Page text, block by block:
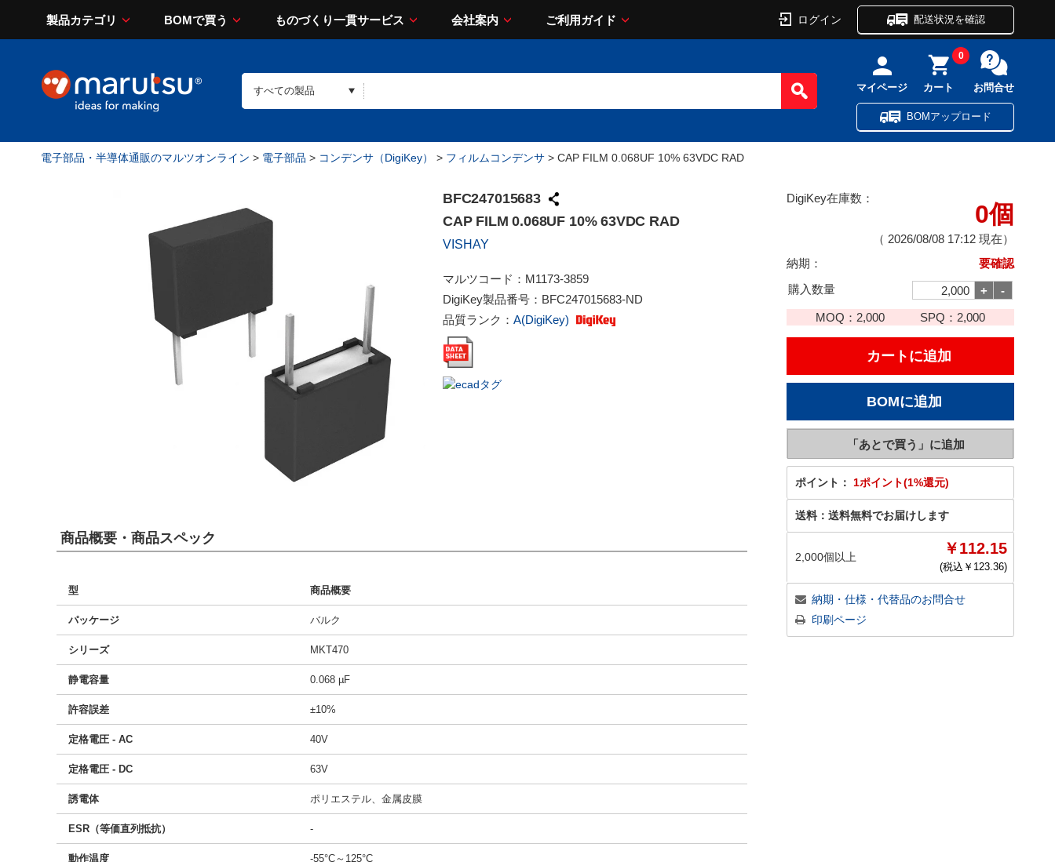
製品カテゴリ BOMで買う ものづくり一貫サービス 会社案内 ご利用ガイド ログイン 配送状況を確認
マイページ カート
0
お問合せ
BOMアップロード
電子部品・半導体通販のマルツオンライン > 電子部品 > コンデンサ（DigiKey） > フィルムコンデンサ > CAP FILM 0.068UF 10% 63VDC RAD
BFC247015683
CAP FILM 0.068UF 10% 63VDC RAD
VISHAY
マルツコード： M1173-3859
DigiKey製品番号： BFC247015683-ND
品質ランク： A(DigiKey)
DigiKey在庫数：
0個
（ 2026/08/08 17:12 現在）
納期：
要確認
購入数量
MOQ： 2,000 SPQ： 2,000
ポイント： 1ポイント(1%還元)
送料： 送料無料でお届けします
2,000個以上 ￥112.15
(税込￥ 123.36)
納期・仕様・代替品のお問合せ
印刷ページ
商品概要・商品スペック
型 商品概要
パッケージ バルク
シリーズ MKT470
静電容量 0.068 µF
許容誤差 ±10%
定格電圧 - AC 40V
定格電圧 - DC 63V
誘電体 ポリエステル、金属皮膜
ESR（等価直列抵抗） -
動作温度 -55°C～125°C